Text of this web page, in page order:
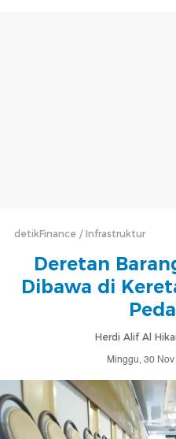
detikFinance Infrastruktur
Deretan
Dibawa di
Herdi Alif Al
Minggu, 30